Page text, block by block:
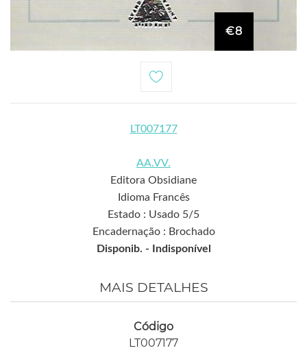
€8
LT007177
AA.VV.
Editora Obsidiane
Idioma Francês
Estado : Usado 5/5
Encadernação : Brochado
Disponib. -
Indisponível
MAIS DETALHES
Código
LT007177